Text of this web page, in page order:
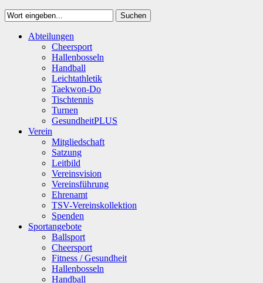
Suchen
SuchenAbteilungen
Cheersport
Hallenbosseln
Handball
Leichtathletik
Taekwon-Do
Tischtennis
Turnen
GesundheitPLUS
Verein
Mitgliedschaft
Satzung
Leitbild
Vereinsvision
Vereinsführung
Ehrenamt
TSV-Vereinskollektion
Spenden
Sportangebote
Ballsport
Cheersport
Fitness / Gesundheit
Hallenbosseln
Handball